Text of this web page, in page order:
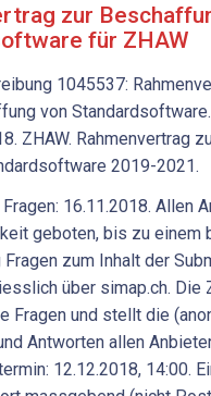
zur
für ZHAW
1045537:
von
ZHAW. Rahmenvertrag
2019-2021.
16.11.2018. Allen
geboten, bis zu einem
Fragen zum Inhalt der
über simap.ch. Die
Fragen und stellt die
Antworten allen
12.12.2018, 14:00.